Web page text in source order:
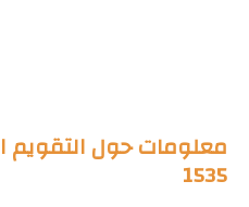
معلومات حول
1535